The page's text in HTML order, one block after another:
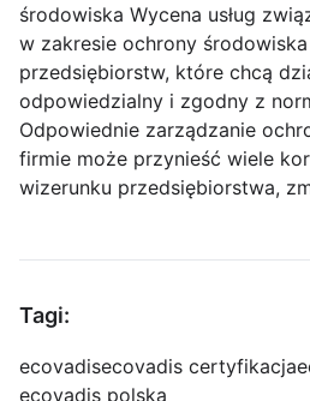
środowiska Wycena usług
w zakresie ochrony
przedsiębiorstw, które chcą
odpowiedzialny i zgodny z
Odpowiednie zarządzanie
firmie może przynieść wiele
wizerunku przedsiębiorstwa,
Tagi:
ecovadisecovadis certyfikacja
ecovadis polska